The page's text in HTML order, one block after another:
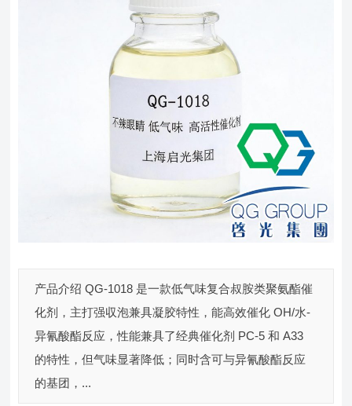
产品介绍 QG-1018 是一款低气味复合叔胺类聚氨酯催
化剂，主打强収泡兼具凝胶特性，能高效催化 OH/水-
异氰酸酯反应，性能兼具了经典催化剂 PC-5 和 A33
的特性，但气味显著降低；同时含可与异氰酸酯反应
的基团，...